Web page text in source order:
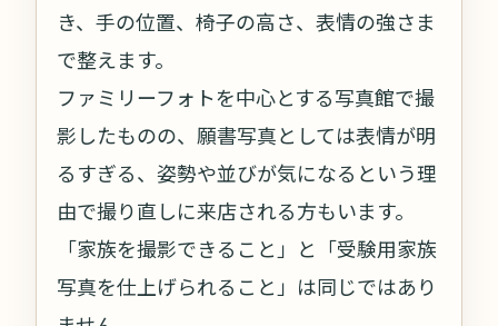
き、手の位置、椅子の高さ、表情の強さま
で整えます。
ファミリーフォトを中心とする写真館で撮
影したものの、願書写真としては表情が明
るすぎる、姿勢や並びが気になるという理
由で撮り直しに来店される方もいます。
「家族を撮影できること」と「受験用家族
写真を仕上げられること」は同じではあり